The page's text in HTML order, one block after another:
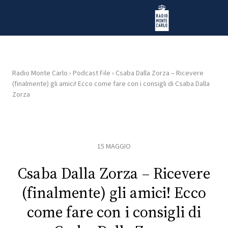
Radio Monte Carlo
HOME
PLAYLIST
NEWS
Radio Monte Carlo › Podcast File › Csaba Dalla Zorza – Ricevere
(finalmente) gli amici! Ecco come fare con i consigli di Csaba Dalla
Zorza
15 MAGGIO
Csaba Dalla Zorza – Ricevere
(finalmente) gli amici! Ecco
come fare con i consigli di